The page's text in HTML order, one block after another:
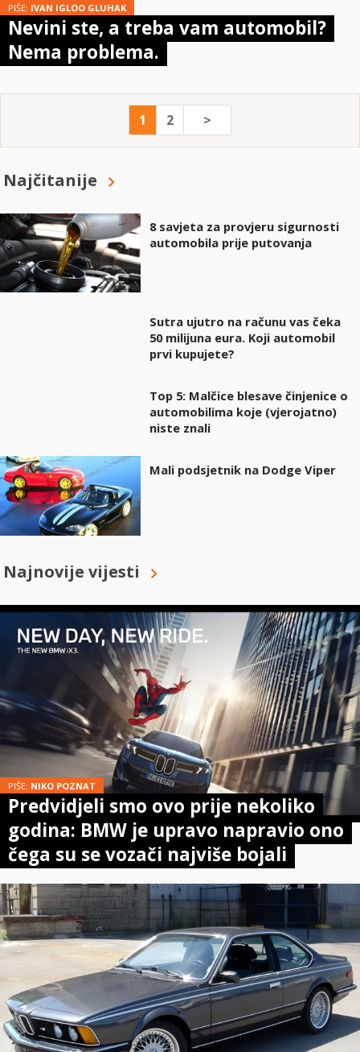
PIŠE: IVAN IGLOO GLUHAK
Nevini ste, a treba vam automobil?
Nema problema.
1 2 >
Najčitanije
8 savjeta za provjeru sigurnosti
automobila prije putovanja
Sutra ujutro na računu vas čeka
50 milijuna eura. Koji automobil
prvi kupujete?
Top 5: Malčice blesave činjenice o
automobilima koje (vjerojatno)
niste znali
Mali podsjetnik na Dodge Viper
Najnovije vijesti
PIŠE: NIKO POZNAT
Predvidjeli smo ovo prije nekoliko
godina: BMW je upravo napravio ono
čega su se vozači najviše bojali